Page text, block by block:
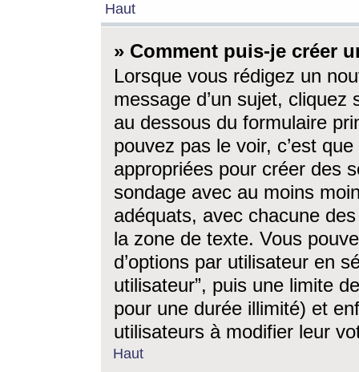
Haut
» Comment puis-je créer
Lorsque vous rédigez un
message d’un sujet, cliquez
au dessous du formulaire
pouvez pas le voir, c’est
appropriées pour créer des
sondage avec au moins
adéquats, avec chacune
la zone de texte. Vous
d’options par utilisateur en
utilisateur”, puis une limite
pour une durée illimité) et
utilisateurs à modifier leur
Haut